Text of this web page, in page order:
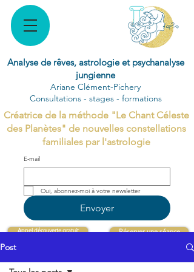
Analyse de rêves, astrologie et psychanalyse
jungienne
Ariane Clément-Pichery
Consultations - stages - formations
Créatrice de la méthode "Le Chant Céleste
des Planètes" de nouvelles constellations
familiales par l'astrologie
E‑mail
Envoyer
Appel découverte gratuit Réserver une séance
Post